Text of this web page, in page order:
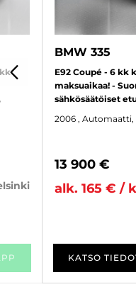
EDELLINEN
BMW 335
E92 Coupé - 6 kk
maksuaikaa! -
sähkösäätöiset
2006 , Automaatti,
13 900 €
alk. 165 € /
KATSO